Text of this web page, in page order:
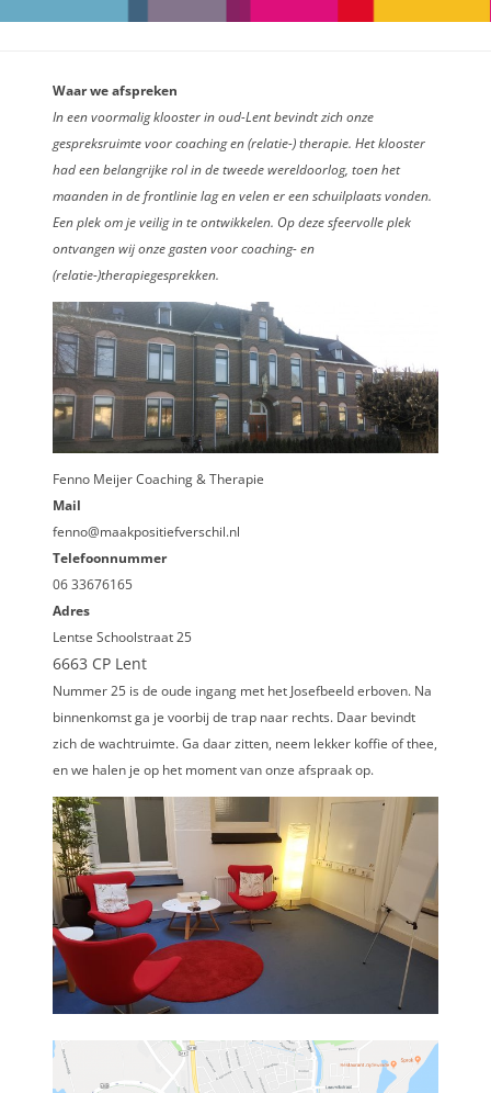
Waar we afspreken
In een voormalig klooster in oud-Lent bevindt zich onze
gespreksruimte voor coaching en (relatie-) therapie. Het klooster
had een belangrijke rol in de tweede wereldoorlog, toen het
maanden in de frontlinie lag en velen er een schuilplaats vonden.
Een plek om je veilig in te ontwikkelen. Op deze sfeervolle plek
ontvangen wij onze gasten voor coaching- en
(relatie-)therapiegesprekken.
Fenno Meijer Coaching & Therapie
Mail
fenno@maakpositiefverschil.nl
Telefoonnummer
06 33676165
Adres
Lentse Schoolstraat 25
6663 CP Lent
Nummer 25 is de oude ingang met het Josefbeeld erboven. Na
binnenkomst ga je voorbij de trap naar rechts. Daar bevindt
zich de wachtruimte. Ga daar zitten, neem lekker koffie of thee,
en we halen je op het moment van onze afspraak op.